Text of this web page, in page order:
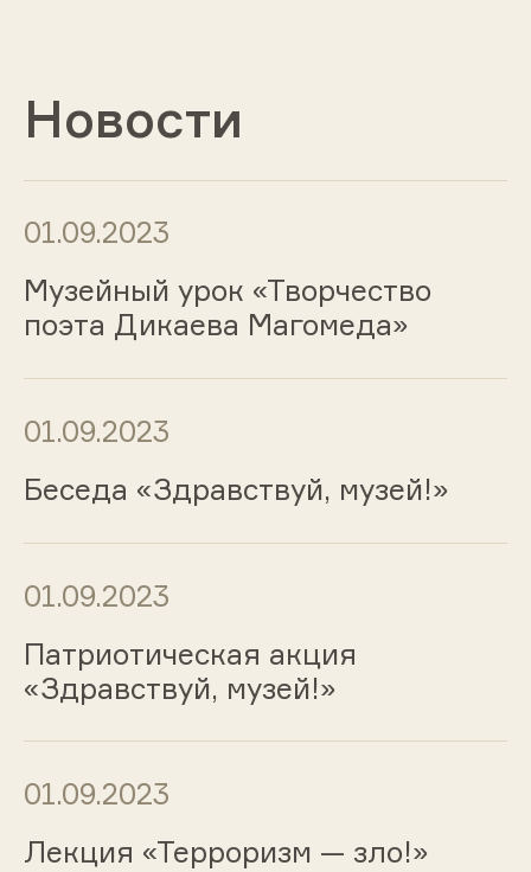
Новости
01.09.2023
Музейный урок «Творчество
поэта Дикаева Магомеда»
01.09.2023
Беседа «Здравствуй, музей!»
01.09.2023
Патриотическая акция
«Здравствуй, музей!»
01.09.2023
Лекция «Терроризм — зло!»